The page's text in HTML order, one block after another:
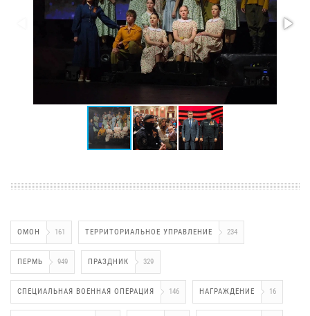
ОМОН 161 ТЕРРИТОРИАЛЬНОЕ УПРАВЛЕНИЕ 234
ПЕРМЬ 949 ПРАЗДНИК 329
СПЕЦИАЛЬНАЯ ВОЕННАЯ ОПЕРАЦИЯ 146 НАГРАЖДЕНИЕ 16